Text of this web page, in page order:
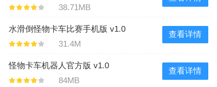
38.71MB
水滑倒怪物卡车比赛手机版 v1.0
31.4M
查看详情
怪物卡车机器人官方版 v1.0
84MB
查看详情